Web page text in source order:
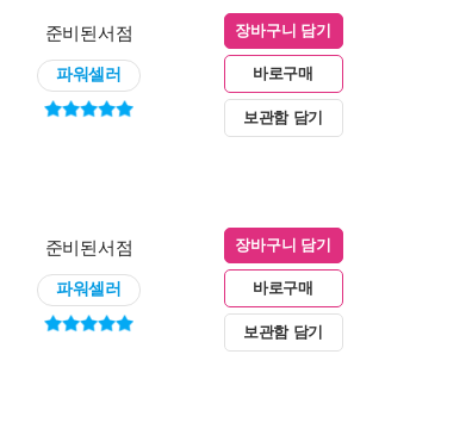
준비된서점
파워셀러
장바구니 담기
바로구매
보관함 담기
준비된서점
파워셀러
장바구니 담기
바로구매
보관함 담기